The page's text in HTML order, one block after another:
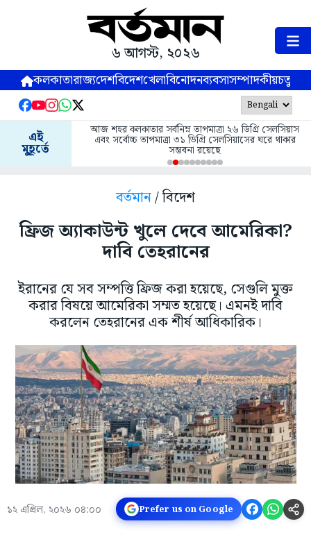
৬ আগস্ট, ২০২৬
কলকাতারাজ্যদেশবিদেশখেলাবিনোদনব্যবসাসম্পাদকীয়
এই
মুহূর্তে
আজ শহর কলকাতার সর্বনিম্ন তাপমাত্রা ২৬ ডিগ্রি সেলসিয়াস
এবং সর্বোচ্চ তাপমাত্রা ৩১ ডিগ্রি সেলসিয়াসের ঘরে থাকার
সম্ভবনা রয়েছে
বর্তমান/ বিদেশ
ফ্রিজ অ্যাকাউন্ট খুলে দেবে আমেরিকা?
দাবি তেহরানের
ইরানের যে সব সম্পত্তি ফ্রিজ করা হয়েছে, সেগুলি মুক্ত
করার বিষয়ে আমেরিকা সম্মত হয়েছে। এমনই দাবি
করলেন তেহরানের এক শীর্ষ আধিকারিক।
১২ এপ্রিল, ২০২৬ ০৪:০০ Prefer us on Google